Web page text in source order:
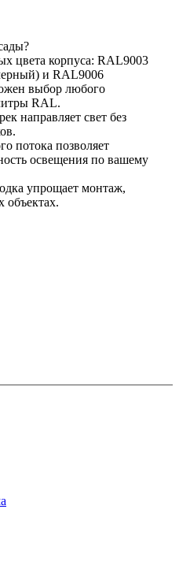
цвета корпуса: RAL9003
и RAL9006
выбор любого
RAL.
направляет свет без
потока позволяет
освещения по вашему
упрощает монтаж,
объектах.